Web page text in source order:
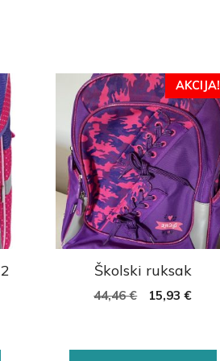
AKCIJA!
Školski ruksak
44,46€ 15,93€